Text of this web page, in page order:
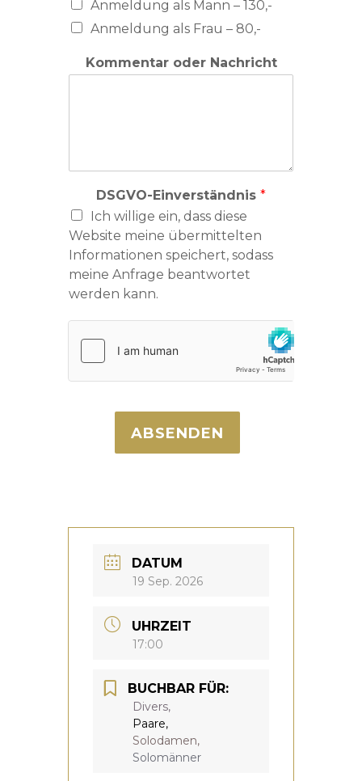
Anmeldung als Mann – 130,-
Anmeldung als Frau – 80,-
Kommentar oder Nachricht
DSGVO-Einverständnis *
Ich willige ein, dass diese
Website meine übermittelten
Informationen speichert, sodass
meine Anfrage beantwortet
werden kann.
ABSENDEN
DATUM
19 Sep. 2026
UHRZEIT
17:00
BUCHBAR FÜR:
Divers,
Paare,
Solodamen,
Solomänner